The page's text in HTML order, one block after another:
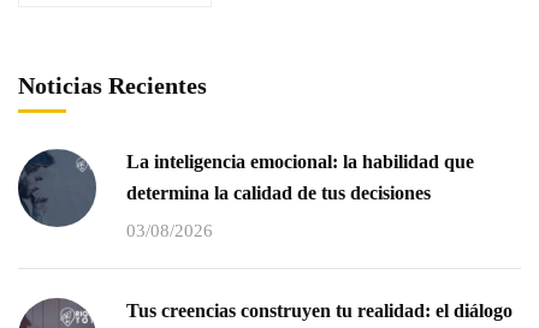
Noticias Recientes
La inteligencia emocional: la habilidad que
determina la calidad de tus decisiones
03/08/2026
Tus creencias construyen tu realidad: el diálogo